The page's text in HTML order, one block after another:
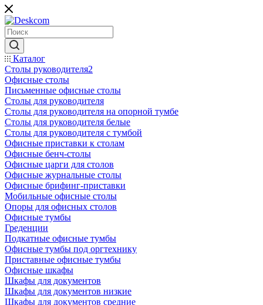
Каталог
Столы руководителя2
Офисные столы
Письменные офисные столы
Столы для руководителя
Столы для руководителя на опорной тумбе
Столы для руководителя белые
Столы для руководителя с тумбой
Офисные приставки к столам
Офисные бенч-столы
Офисные царги для столов
Офисные журнальные столы
Офисные брифинг-приставки
Мобильные офисные столы
Опоры для офисных столов
Офисные тумбы
Греденции
Подкатные офисные тумбы
Офисные тумбы под оргтехнику
Приставные офисные тумбы
Офисные шкафы
Шкафы для документов
Шкафы для документов низкие
Шкафы для документов средние